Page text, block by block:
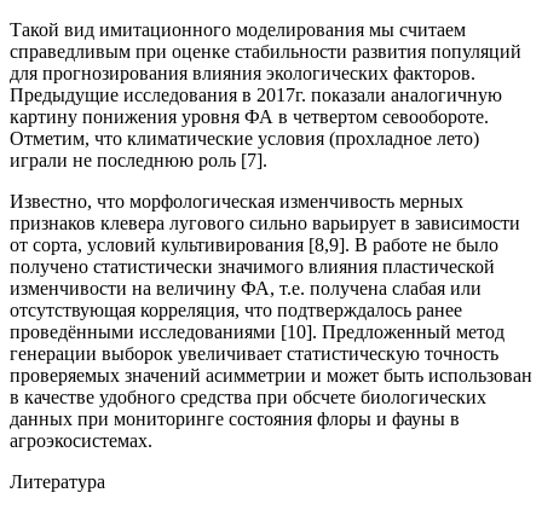
Такой вид имитационного моделирования мы считаем
справедливым при оценке стабильности развития популяций
для прогнозирования влияния экологических факторов.
Предыдущие исследования в 2017г. показали аналогичную
картину понижения уровня ФА в четвертом севообороте.
Отметим, что климатические условия (прохладное лето)
играли не последнюю роль [7].
Известно, что морфологическая изменчивость мерных
признаков клевера лугового сильно варьирует в зависимости
от сорта, условий культивирования [8,9]. В работе не было
получено статистически значимого влияния пластической
изменчивости на величину ФА, т.е. получена слабая или
отсутствующая корреляция, что подтверждалось ранее
проведёнными исследованиями [10]. Предложенный метод
генерации выборок увеличивает статистическую точность
проверяемых значений асимметрии и может быть использован
в качестве удобного средства при обсчете биологических
данных при мониторинге состояния флоры и фауны в
агроэкосистемах.
Литература